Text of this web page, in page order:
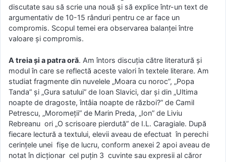
discutate sau să scrie una nouă şi să explice într-un text de
argumentativ de 10-15 rânduri pentru ce ar face un
compromis. Scopul temei era observarea balanţei între
valoare şi compromis.
A treia şi a patra oră. Am întors discuţia către literatură şi
modul în care se reflectă aceste valori în textele literare. Am
studiat fragmente din nuvelele „Moara cu noroc”, „Popa
Tanda” şi „Gura satului” de Ioan Slavici, dar şi din „Ultima
noapte de dragoste, întâia noapte de război?” de Camil
Petrescu, „Moromeţii” de Marin Preda, „Ion” de Liviu
Rebreanu ori „O scrisoare pierdută” de I.L. Caragiale. După
fiecare lectură a textului, elevii aveau de efectuat în perechi
cerinţele unei fişe de lucru, conform anexei 2 apoi aveau de
notat în dicţionar cel puţin 3 cuvinte sau expresii al căror